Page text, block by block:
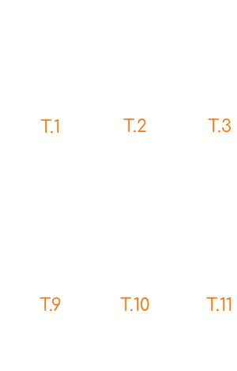
T.1 T.2 T.3
T.9 T.10 T.11